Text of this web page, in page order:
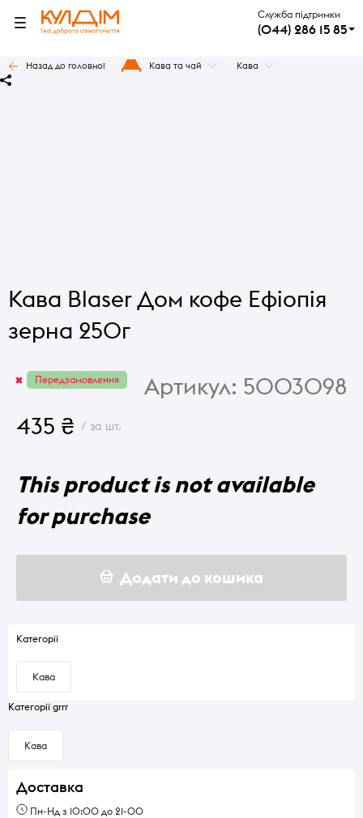
Служба підтримки
(044) 286 15 85
Назад до головної Кава та чай Кава
Кава Blaser Дом кофе Ефіопія
зерна 250г
Передзамовлення Артикул: 5003098
435 ₴ / за шт.
This product is not available
for purchase
Додати до кошика
Категорії
Кава
Категорії grrr
Кава
Доставка
Пн-Нд з 10:00 до 21-00